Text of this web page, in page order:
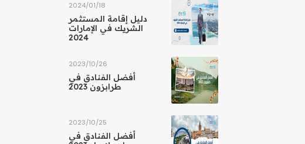
18‏/01‏/2024
دليل إقامة المستثمر
الشريك في الإمارات
2024
26‏/10‏/2023
أفضل الفنادق في
طرابزون 2023
25‏/10‏/2023
أفضل الفنادق في